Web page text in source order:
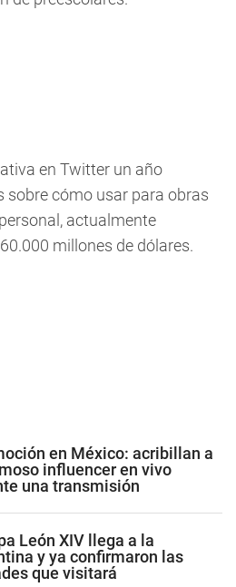
en Twitter un año
sobre cómo usar para obras
actualmente
millones de dólares.
en México: acribillan a
influencer en vivo
una transmisión
León XIV llega a la
y ya confirmaron las
que visitará